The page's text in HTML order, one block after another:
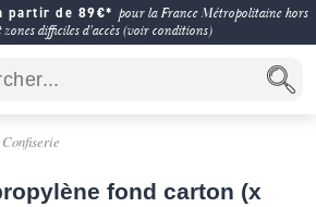
partir de 89€* pour la France Métropolitaine hors
zones difficiles d'accès (voir conditions)
Confiserie
fond carton (x